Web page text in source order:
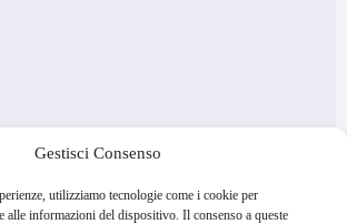
Gestisci Consenso
utilizziamo tecnologie come i cookie per
alle informazioni del dispositivo. Il consenso a queste